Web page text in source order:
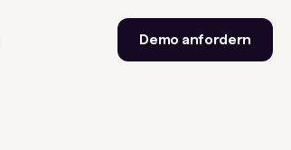
Demo anfordern